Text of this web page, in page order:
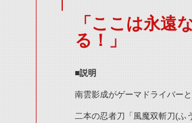
「ここは永遠
る！」
■説明
南雲影成がゲーマドライバー
二本の忍者刀「風魔双斬刀(ふ